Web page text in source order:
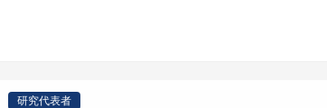
研究代表者